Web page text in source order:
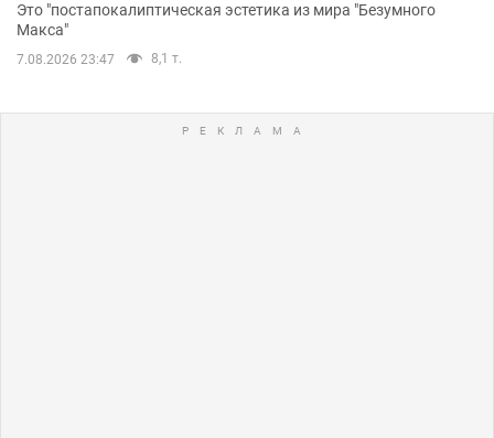
Это "постапокалиптическая эстетика из мира "Безумного
Макса"
7.08.2026 23:47 8,1 т.